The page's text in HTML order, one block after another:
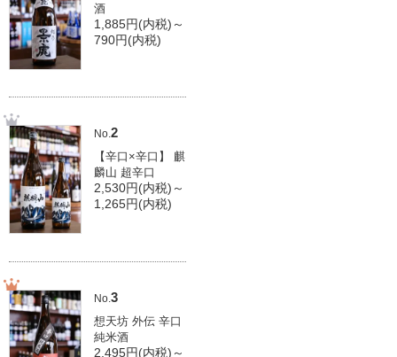
酒
1,885円(内税)～
790円(内税)
No.2
【辛口×辛口】 麒
麟山 超辛口
2,530円(内税)～
1,265円(内税)
No. 3
想天坊 外伝 辛口
純米酒
2,495円(内税)～